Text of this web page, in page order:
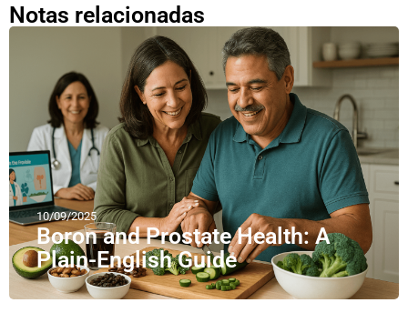
Notas relacionadas
10/09/2025
Boron and Prostate Health: A
Plain-English Guide